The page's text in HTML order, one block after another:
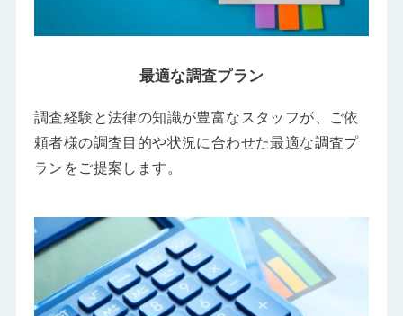
最適な調査プラン
調査経験と法律の知識が豊富なスタッフが、ご依
頼者様の調査目的や状況に合わせた最適な調査プ
ランをご提案します。